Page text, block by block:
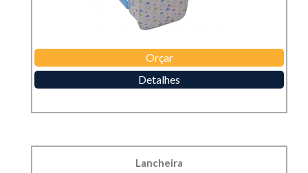
Orçar
Detalhes
Lancheira